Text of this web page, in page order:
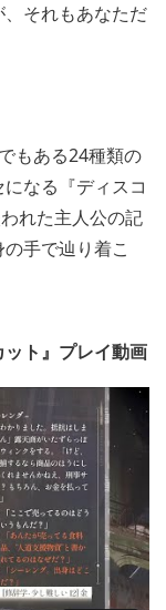
それもあなただ
もある24種類の
なる『ディスコ
れた主人公の記
手で辿り着こ
ット』プレイ動画